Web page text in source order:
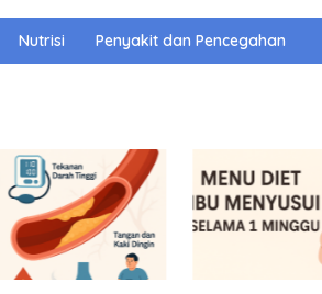
Nutrisi Penyakit dan Pencegahan